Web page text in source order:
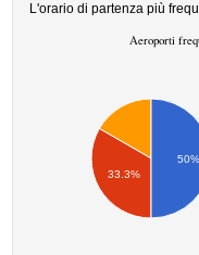
L'orario di partenza più
Aeroporti
33.3%
50%